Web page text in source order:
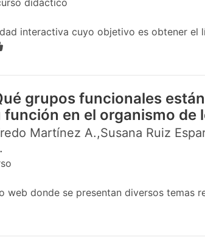
didáctico
interactiva cuyo objetivo es obtener el
grupos funcionales
función en el organismo de
Martínez A.,Susana Ruiz
web donde se presentan diversos temas